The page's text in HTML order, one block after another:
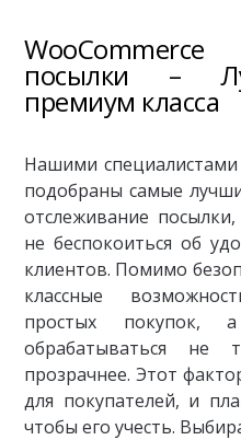
посылки –
премиум класса
Нашими
подобраны самые
отслеживание
не беспокоиться об
клиентов. Помимо
классные
простых покупок,
обрабатываться
прозрачнее. Этот
для покупателей, и
чтобы его учесть.